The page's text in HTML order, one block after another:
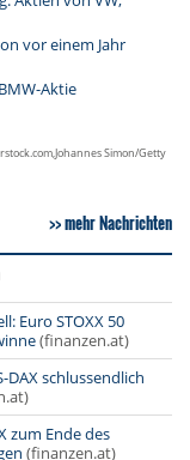
vor einem Jahr
Aktie
Simon/Getty
mehr Nachrichten
Euro STOXX 50
(finanzen.at)
DAX schlussendlich
zum Ende des
(finanzen.at)